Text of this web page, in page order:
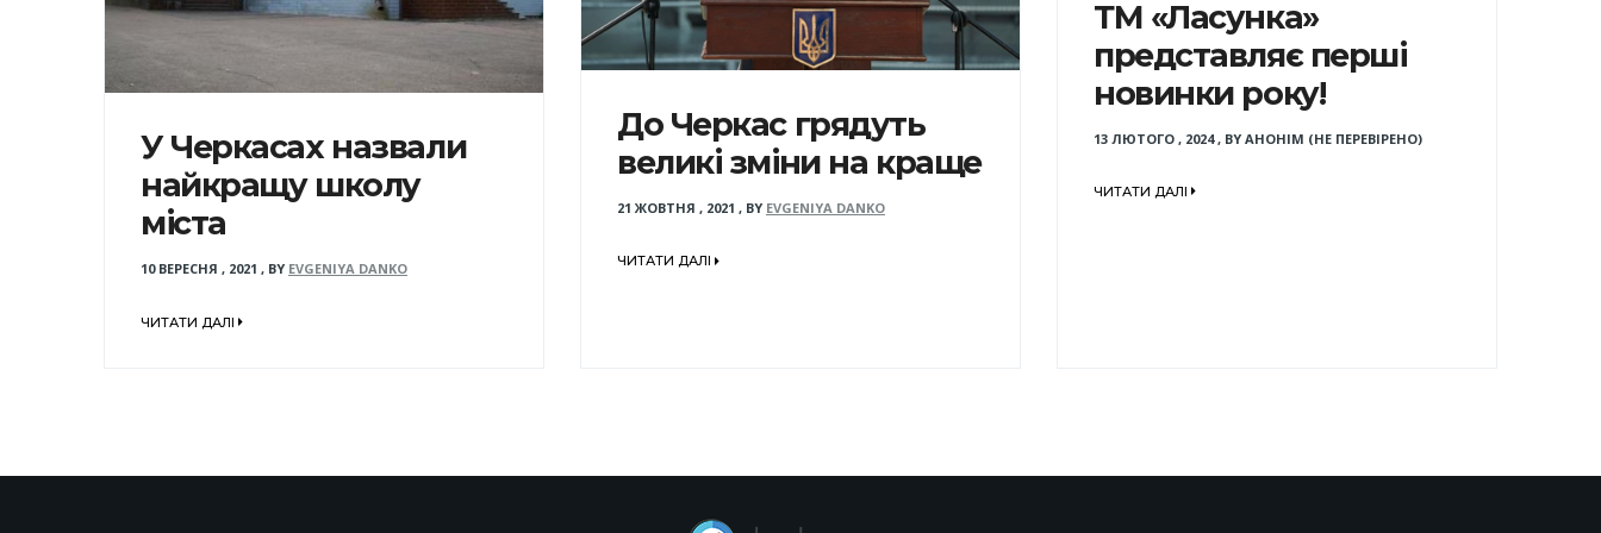
У Черкасах назвали
найкращу школу
міста
10 ВЕРЕСНЯ , 2021 , BY EVGENIYA DANKO
ЧИТАТИ ДАЛІ
До Черкас грядуть
великі зміни на краще
21 ЖОВТНЯ , 2021 , BY EVGENIYA DANKO
ЧИТАТИ ДАЛІ
ТМ «Ласунка»
представляє перші
новинки року!
13 ЛЮТОГО , 2024, BY АНОНІМ (НЕ ПЕРЕВІРЕНО)
ЧИТАТИ ДАЛІ